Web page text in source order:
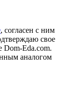
, согласен с ним
свое
Dom-Eda.com.
аналогом